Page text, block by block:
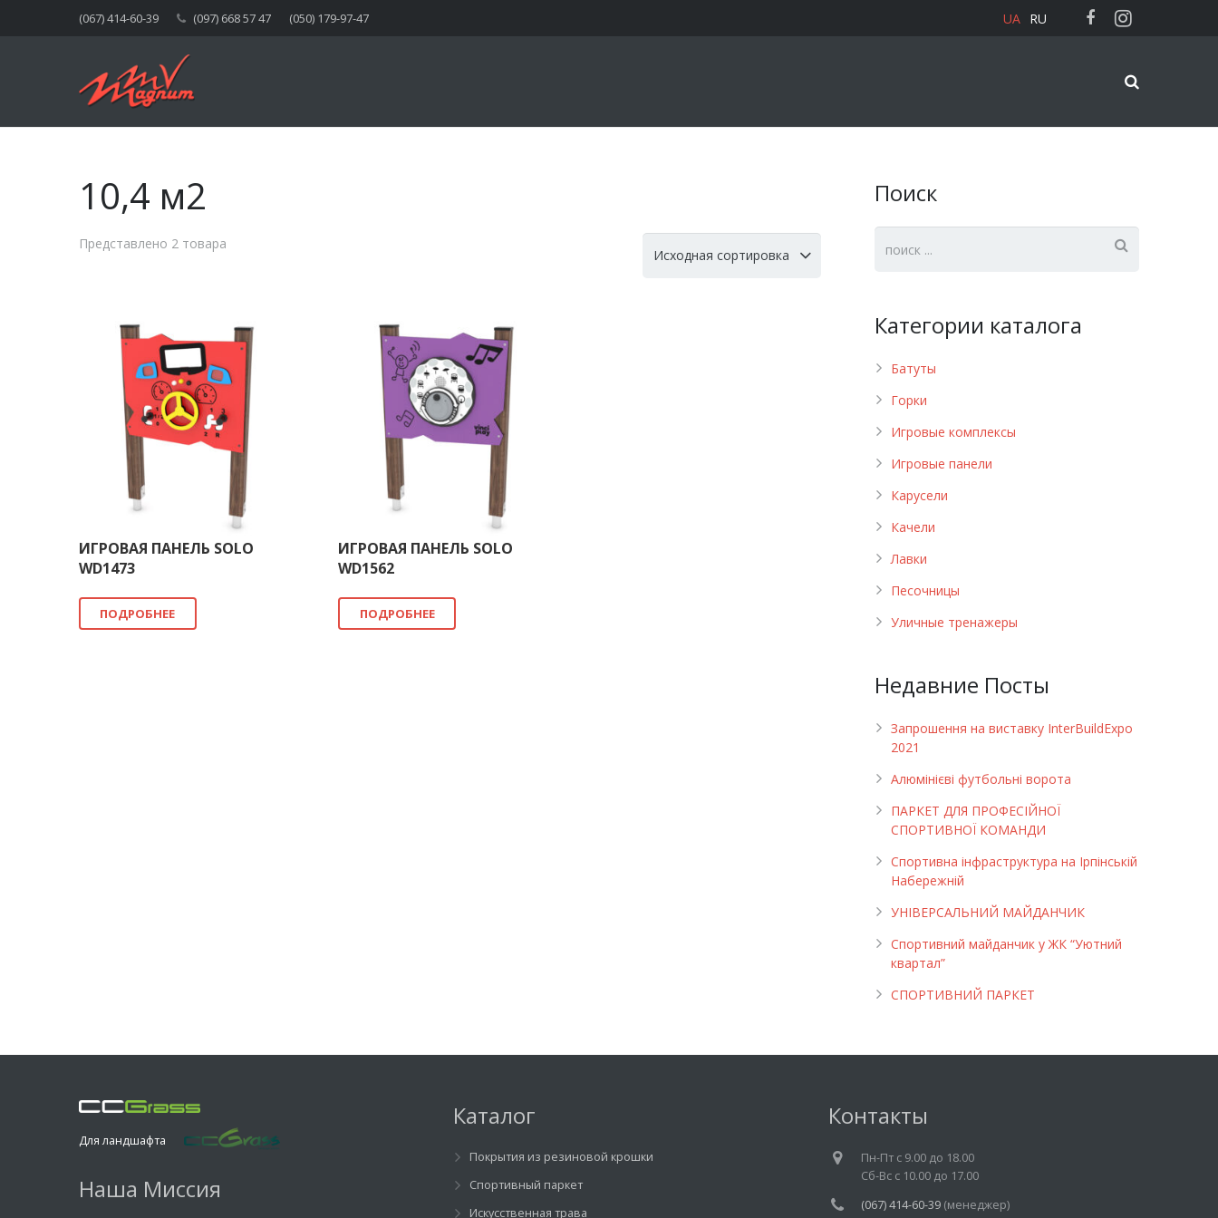
(067) 414-60-39 (097) 668 57 47 (050) 179-97-47 UA RU
10,4 м2
Представлено 2 товара
ИГРОВАЯ ПАНЕЛЬ SOLO
WD1473
ПОДРОБНЕЕ
ИГРОВАЯ ПАНЕЛЬ SOLO
WD1562
ПОДРОБНЕЕ
Поиск
Категории каталога
Батуты
Горки
Игровые комплексы
Игровые панели
Карусели
Качели
Лавки
Песочницы
Уличные тренажеры
Недавние Посты
Запрошення на виставку InterBuildExpo
2021
Алюмінієві футбольні ворота
ПАРКЕТ ДЛЯ ПРОФЕСІЙНОЇ
СПОРТИВНОЇ КОМАНДИ
Спортивна інфраструктура на Ірпінській
Набережній
УНІВЕРСАЛЬНИЙ МАЙДАНЧИК
Cпортивний майданчик у ЖК “Уютний
квартал”
СПОРТИВНИЙ ПАРКЕТ
Для ландшафта
Наша Миссия
Каталог
Покрытия из резиновой крошки
Спортивный паркет
Искусственная трава
Контакты
Пн-Пт c 9.00 до 18.00
Cб-Вс с 10.00 до 17.00
(067) 414-60-39(менеджер)